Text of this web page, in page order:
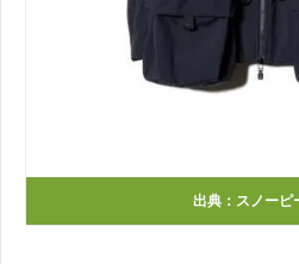
出典： スノーピ